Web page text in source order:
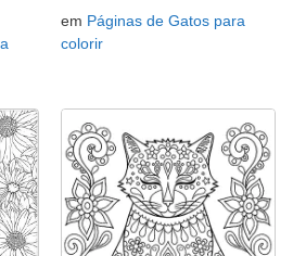
em Páginas de Gatos para
colorir